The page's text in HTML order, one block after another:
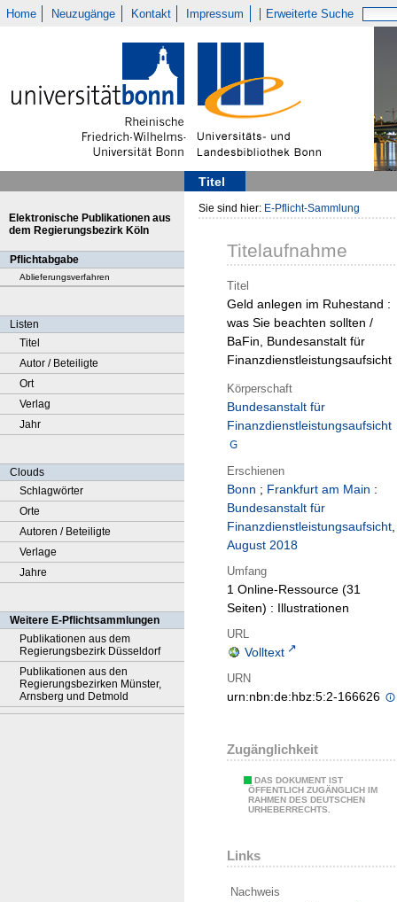
Home Neuzugänge Kontakt Impressum Erweiterte Suche
Titel
Elektronische Publikationen aus
dem Regierungsbezirk Köln
Pflichtabgabe
Ablieferungsverfahren
Listen
Titel
Autor / Beteiligte
Ort
Verlag
Jahr
Clouds
Schlagwörter
Orte
Autoren / Beteiligte
Verlage
Jahre
Weitere E-Pflichtsammlungen
Publikationen aus dem
Regierungsbezirk Düsseldorf
Publikationen aus den
Regierungsbezirken Münster,
Arnsberg und Detmold
Sie sind hier: E-Pflicht-Sammlung
Titelaufnahme
Titel
Geld anlegen im Ruhestand :
was Sie beachten sollten /
BaFin, Bundesanstalt für
Finanzdienstleistungsaufsicht
Körperschaft
Bundesanstalt für
Finanzdienstleistungsaufsicht
Erschienen
Bonn ; Frankfurt am Main :
Bundesanstalt für
Finanzdienstleistungsaufsicht,
August 2018
Umfang
1 Online-Ressource (31
Seiten) : Illustrationen
URL
Volltext
URN
urn:nbn:de:hbz:5:2-166626
Zugänglichkeit
DAS DOKUMENT IST
ÖFFENTLICH ZUGÄNGLICH IM
RAHMEN DES DEUTSCHEN
URHEBERRECHTS.
Links
Nachweis